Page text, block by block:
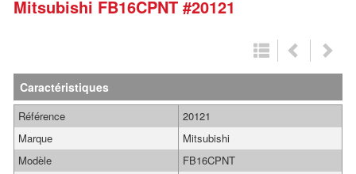
Mitsubishi FB16CPNT #20121
Caractéristiques
Référence
20121
Marque
Mitsubishi
Modèle
FB16CPNT